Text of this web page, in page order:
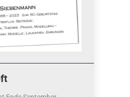
Datenschutzerklärung
Cookie-Richtlinie (EU)